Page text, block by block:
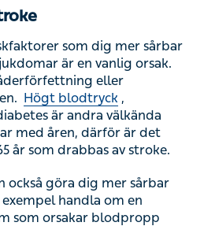
som dig mer sårbar
är en vanlig orsak.
eller
Högt blodtryck ,
är andra välkända
med åren, därför är det
år som drabbas av stroke.
också göra dig mer sårbar
handla om en
som orsakar blodpropp